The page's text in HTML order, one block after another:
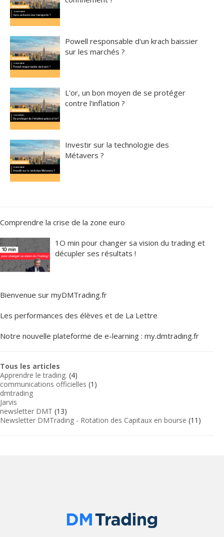
Powell responsable d'un krach baissier
sur les marchés ?
L'or, un bon moyen de se protéger
contre l'inflation ?
Investir sur la technologie des
Métavers ?
Comprendre la crise de la zone euro
1O min pour changer sa vision du trading et
décupler ses résultats !
Bienvenue sur myDMTrading.fr
Les performances des élèves et de La Lettre
Notre nouvelle plateforme de e-learning : my.dmtrading.fr
Tous les articles
Apprendre le trading. (4)
communications officielles (1)
dmtrading
Jarvis
newsletter DMT (13)
Newsletter DMTrading - Rotation des Capitaux en bourse (11)